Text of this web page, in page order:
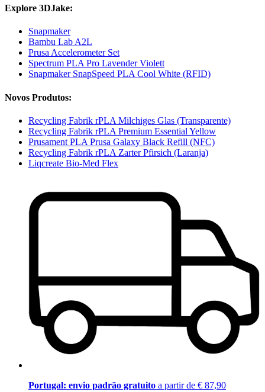
Explore 3DJake:
Snapmaker
Bambu Lab A2L
Prusa Accelerometer Set
Spectrum PLA Pro Lavender Violett
Snapmaker SnapSpeed PLA Cool White (RFID)
Novos Produtos:
Recycling Fabrik rPLA Milchiges Glas (Transparente)
Recycling Fabrik rPLA Premium Essential Yellow
Prusament PLA Prusa Galaxy Black Refill (NFC)
Recycling Fabrik rPLA Zarter Pfirsich (Laranja)
Liqcreate Bio-Med Flex
Portugal: envio padrão gratuito a partir de € 87,90